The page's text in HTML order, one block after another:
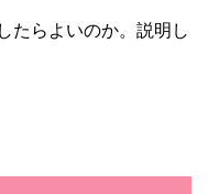
たらよいのか。説明し